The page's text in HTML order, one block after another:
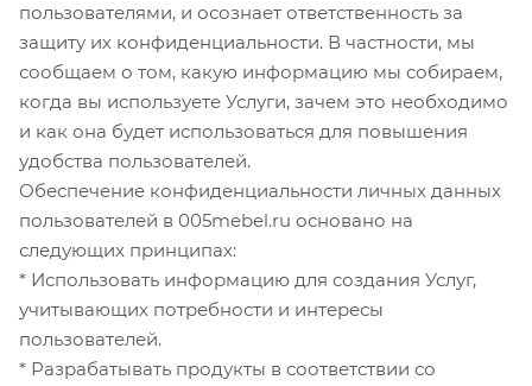
пользователями, и осознает ответственность за
защиту их конфиденциальности. В частности, мы
сообщаем о том, какую информацию мы собираем,
когда вы используете Услуги, зачем это необходимо
и как она будет использоваться для повышения
удобства пользователей.
Обеспечение конфиденциальности личных данных
пользователей в 005mebel.ru основано на
следующих принципах:
* Использовать информацию для создания Услуг,
учитывающих потребности и интересы
пользователей.
* Разрабатывать продукты в соответствии со